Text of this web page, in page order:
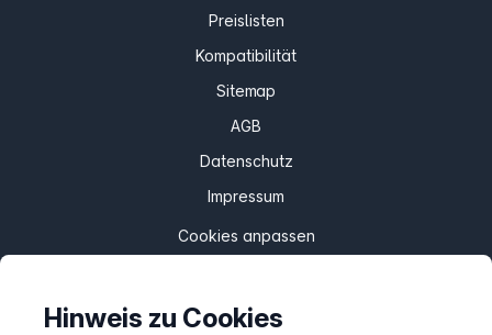
Preislisten
Kompatibilität
Sitemap
AGB
Datenschutz
Impressum
Cookies anpassen
Service
Hinweis zu Cookies